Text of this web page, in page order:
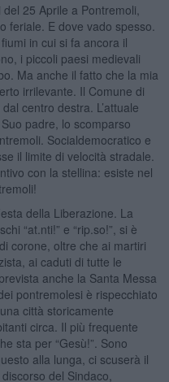
25 Aprile a Pontremoli,
feriale. E dove vado spesso.
in cui si fa ancora il
i piccoli paesi medievali
Ma anche il fatto che la mia
irrilevante. Il Comune di
centro destra. L’attuale
padre, lo scomparso
Socialdemocratico e
il limite di velocità stradale.
con la stellina: esiste nel
della Liberazione. La
“at.nti!” e “rip.so!”, si è
corone, oltre che ai martiri
ai caduti di tutte le
anche la Santa Messa
pontremolesi è rispecchiato
città storicamente
circa. Il più frequente
sta per “Gesù!”. Sono
alla lunga, ci scuserà il
del Sindaco,